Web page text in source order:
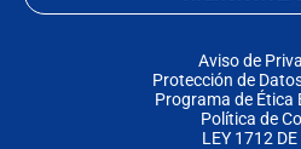
Aviso de
Protección de
Programa de Ética
Política de
LEY 1712